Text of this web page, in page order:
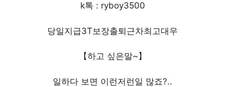
k톡 : ryboy3500
당일지급3T보장출퇴근차최고대우
【하고 싶은말~】
일하다 보면 이런저런일 많죠?..